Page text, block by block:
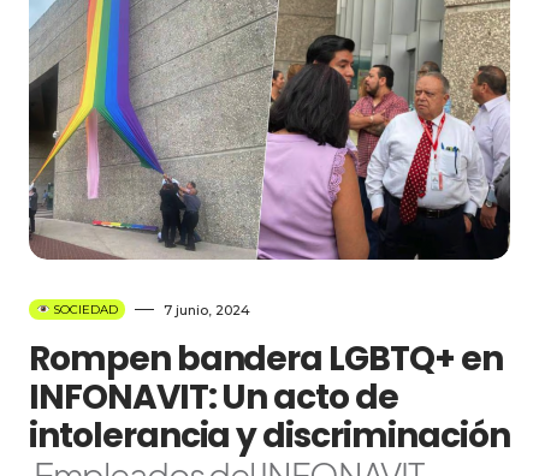
SOCIEDAD 7 junio, 2024
Rompen bandera LGBTQ+ en
INFONAVIT: Un acto de
intolerancia y discriminación